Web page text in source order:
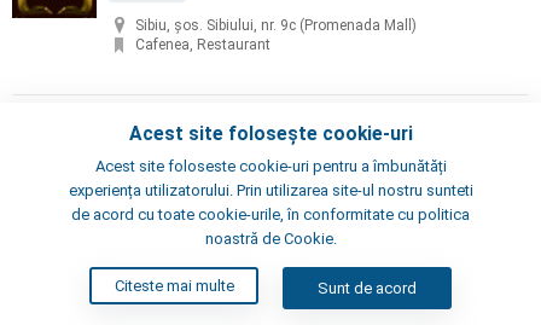
Sibiu, șos. Sibiului, nr. 9c (Promenada Mall)
Cafenea, Restaurant
Gothic
Detalii
Sibiu, str. Piaţa Mare, nr. 14
Restaurant
Rețea Hermania
Acest site folosește cookie-uri
Acest site foloseste cookie-uri pentru a îmbunătăți
experiența utilizatorului. Prin utilizarea site-ul nostru sunteti
de acord cu toate cookie-urile, în conformitate cu politica
noastră de Cookie.
Citeste mai multe Sunt de acord